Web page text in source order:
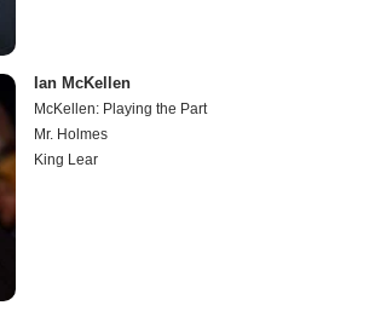
Ian McKellen
McKellen: Playing the Part
Mr. Holmes
King Lear